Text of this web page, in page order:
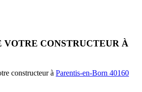
VOTRE CONSTRUCTEUR À
constructeur à Parentis-en-Born 40160